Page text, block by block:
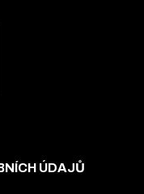
ÚDAJŮ